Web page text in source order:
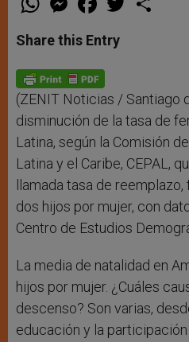
t
s
p
p
e
s
e
g
e
r
a
e
b
o
k
w
Share this Entry
(ZENIT Noticias / Santiago
disminución de la tasa de
Latina, según la Comisión
Latina y el Caribe, CEPAL,
llamada tasa de
dos hijos por mujer, con
Centro de Estudios
La media de natalidad en
hijos por mujer. ¿Cuáles
descenso? Son varias,
educación y la